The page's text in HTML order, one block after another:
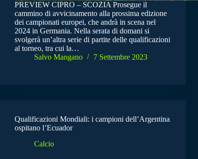
PREVIEW CIPRO – SCOZIA Prosegue il
cammino di avvicinamento alla prossima edizione
dei campionati europei, che andrà in scena nel
2024 in Germania. Nella serata di domani si
svolgerà un’altra serie di partite delle qualificazioni
al torneo, tra cui la…
Salvo Mangano
7 Settembre 2023
Qualificazioni Mondiali: i campioni dell’Argentina
ospitano l’Ecuador
Calcio